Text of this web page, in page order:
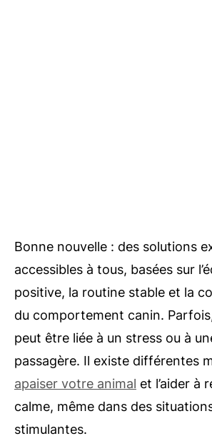
Bonne nouvelle : des solutions
accessibles à tous, basées sur
positive, la routine stable et la
du comportement canin.
peut être liée à un stress ou à
passagère. Il existe différentes
apaiser votre animal et l’aider à
calme, même dans des
stimulantes.